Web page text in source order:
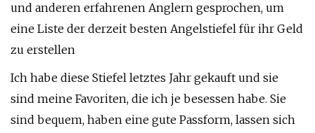
und anderen erfahrenen Anglern gesprochen, um
eine Liste der derzeit besten Angelstiefel für ihr Geld
zu erstellen
Ich habe diese Stiefel letztes Jahr gekauft und sie
sind meine Favoriten, die ich je besessen habe. Sie
sind bequem, haben eine gute Passform, lassen sich